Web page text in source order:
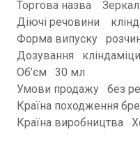
Торгова назва
Діючі речовини
Форма випуску
Дозування
Об’єм 30 мл
Умови продажу без
Країна походження
Країна виробництва